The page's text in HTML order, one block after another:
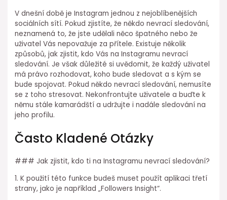
V dnešní době je Instagram jednou z nejoblíbenějších
sociálních sítí. Pokud zjistíte, že někdo nevrací sledování,
neznamená to, že jste udělali něco špatného nebo že
uživatel Vás nepovažuje za přítele. Existuje několik
způsobů, jak zjistit, kdo Vás na Instagramu nevrací
sledování. Je však důležité si uvědomit, že každý uživatel
má právo rozhodovat, koho bude sledovat a s kým se
bude spojovat. Pokud někdo nevrací sledování, nemusíte
se z toho stresovat. Nekonfrontujte uživatele a buďte k
němu stále kamarádští a udržujte i nadále sledování na
jeho profilu.
Často Kladené Otázky
### Jak zjistit, kdo ti na Instagramu nevrací sledování?
1. K použití této funkce budeš muset použít aplikaci třetí
strany, jako je například „Followers Insight“.